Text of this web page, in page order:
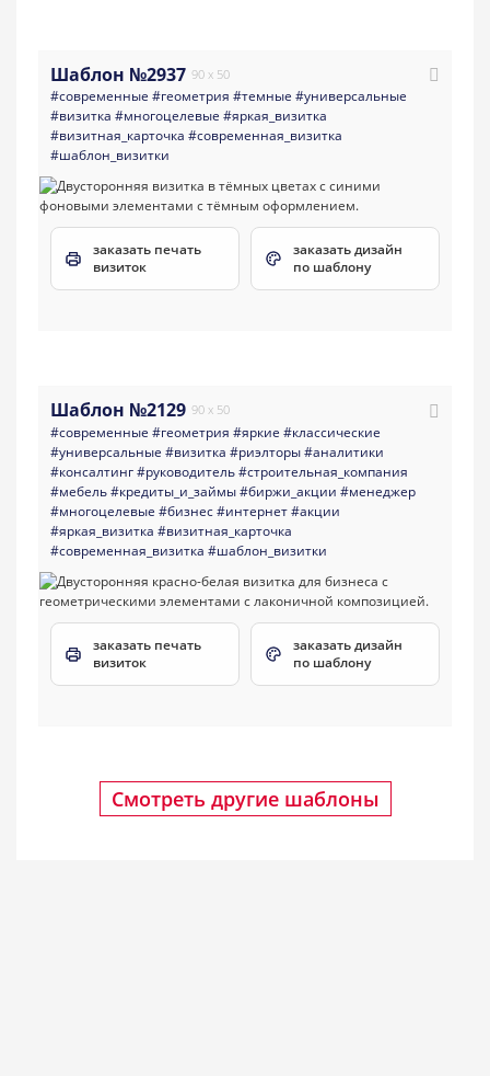
Шаблон №2937 90 x 50
#современные #геометрия #темные #универсальные
#визитка #многоцелевые #яркая_визитка
#визитная_карточка #современная_визитка
#шаблон_визитки
заказать печать
визиток
заказать дизайн
по шаблону
Шаблон №2129 90 x 50
#современные #геометрия #яркие #классические
#универсальные #визитка #риэлторы#аналитики
#консалтинг#руководитель#строительная_компания
#мебель#кредиты_и_займы#биржи_акции #менеджер
#многоцелевые #бизнес#интернет#акции
#яркая_визитка #визитная_карточка
#современная_визитка #шаблон_визитки
заказать печать
визиток
заказать дизайн
по шаблону
Смотреть другие шаблоны